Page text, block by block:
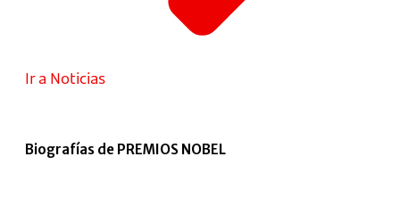
Ir a Noticias
Biografías de PREMIOS NOBEL